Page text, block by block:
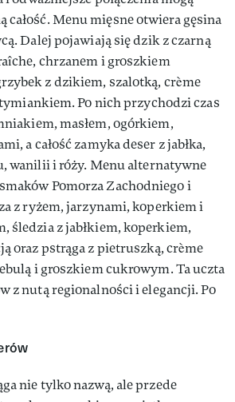
Menu mięsne otwiera gęsina
Dalej pojawiają się dzik z czarną
chrzanem i groszkiem
z dzikiem, szalotką, crème
Po nich przychodzi czas
masłem, ogórkiem,
a całość zamyka deser z jabłka,
wanilii i róży. Menu alternatywne
Pomorza Zachodniego i
z ryżem, jarzynami, koperkiem i
śledzia z jabłkiem, koperkiem,
oraz pstrąga z pietruszką, crème
i groszkiem cukrowym. Ta uczta
z nutą regionalności i elegancji. Po
nie tylko nazwą, ale przede